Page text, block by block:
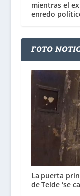
mientras el
enredo
FOTO
La puerta
de Telde ‘se